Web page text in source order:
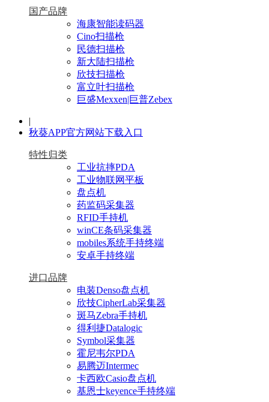
国产品牌
海康智能读码器
Cino扫描枪
民德扫描枪
新大陆扫描枪
欣技扫描枪
富立叶扫描枪
巨盛Mexxen|巨普Zebex
|
秋葵APP官方网站下载入口
特性归类
工业抗摔PDA
工业物联网平板
盘点机
药监码采集器
RFID手持机
winCE条码采集器
mobiles系统手持终端
安卓手持终端
进口品牌
电装Denso盘点机
欣技CipherLab采集器
斑马Zebra手持机
得利捷Datalogic
Symbol采集器
霍尼韦尔PDA
易腾迈Intermec
卡西欧Casio盘点机
基恩士keyence手持终端